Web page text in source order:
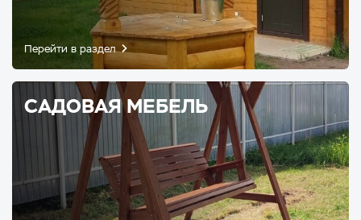
Перейти в раздел
САДОВАЯ МЕБЕЛЬ